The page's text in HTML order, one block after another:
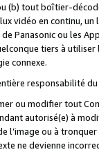
(b) tout boîtier-
vidéo en continu,
Panasonic ou les
tiers à
connexe.
responsabilité
ou modifier tout
autorisé(e) à
l’image ou à
ne devienne